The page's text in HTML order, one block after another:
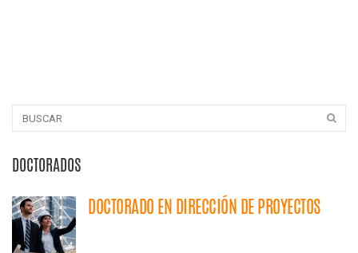
DOCTORADOS
DOCTORADO EN DIRECCIÓN DE PROYECTOS